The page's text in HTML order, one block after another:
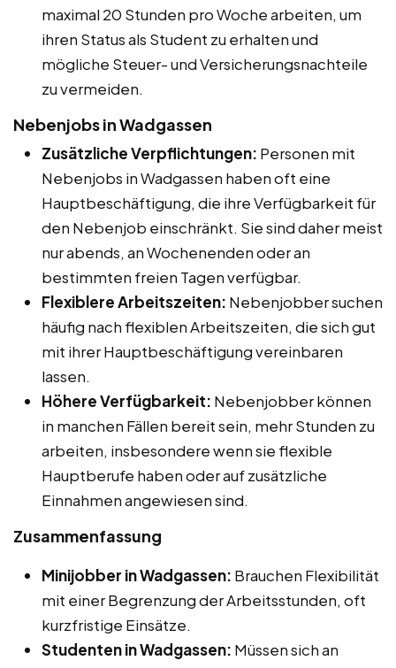
maximal 20 Stunden pro Woche arbeiten, um
ihren Status als Student zu erhalten und
mögliche Steuer- und Versicherungsnachteile
zu vermeiden.
Nebenjobs in Wadgassen
Zusätzliche Verpflichtungen: Personen mit
Nebenjobs in Wadgassen haben oft eine
Hauptbeschäftigung, die ihre Verfügbarkeit für
den Nebenjob einschränkt. Sie sind daher meist
nur abends, an Wochenenden oder an
bestimmten freien Tagen verfügbar.
Flexiblere Arbeitszeiten: Nebenjobber suchen
häufig nach flexiblen Arbeitszeiten, die sich gut
mit ihrer Hauptbeschäftigung vereinbaren
lassen.
Höhere Verfügbarkeit: Nebenjobber können
in manchen Fällen bereit sein, mehr Stunden zu
arbeiten, insbesondere wenn sie flexible
Hauptberufe haben oder auf zusätzliche
Einnahmen angewiesen sind.
Zusammenfassung
Minijobber in Wadgassen: Brauchen Flexibilität
mit einer Begrenzung der Arbeitsstunden, oft
kurzfristige Einsätze.
Studenten in Wadgassen: Müssen sich an